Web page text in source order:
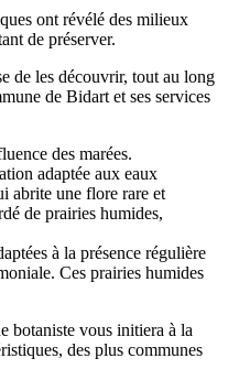
ont révélé des milieux
de préserver.
de les découvrir, tout au long
de Bidart et ses services
des marées.
adaptée aux eaux
abrite une flore rare et
de prairies humides,
à la présence régulière
Ces prairies humides
botaniste vous initiera à la
des plus communes